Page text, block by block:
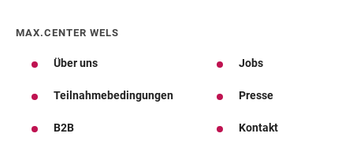
MAX.CENTER WELS
Über uns Jobs
Teilnahmebedingungen Presse
B2B Kontakt